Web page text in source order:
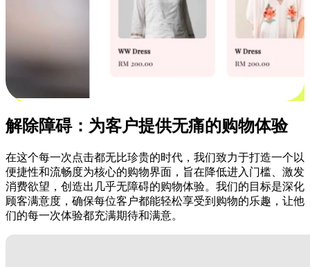
解除障碍：为客户提供无痛的购物体验
在这个每一次点击都无比珍贵的时代，我们致力于打造一个以
便捷性和流畅度为核心的购物界面，旨在降低进入门槛、激发
消费欲望，创造出几乎无障碍的购物体验。我们的目标是深化
顾客满意度，确保每位客户都能轻松享受到购物的乐趣，让他
们的每一次体验都充满期待和满意。